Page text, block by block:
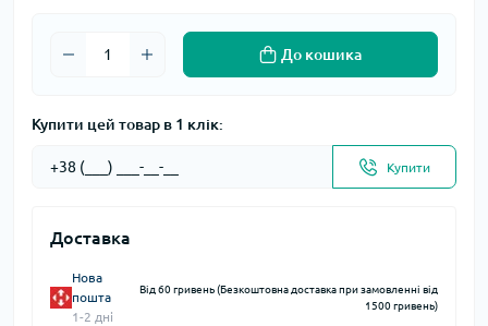
До кошика
Купити цей товар в 1 клік:
Купити
Доставка
Нова
пошта
1-2 дні
Від 60 гривень (Безкоштовна доставка при замовленні від
1500 гривень)